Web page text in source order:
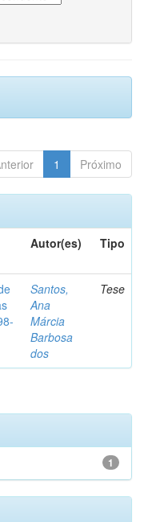
1 Próximo
Autor(es) Tipo
Santos,
Ana
Márcia
Barbosa
dos
Tese
1